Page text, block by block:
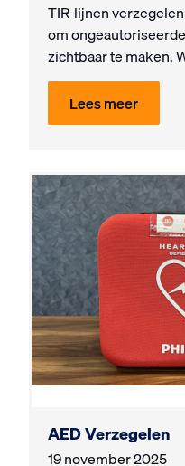
TIR-lijnen
om
zichtbaar te maken.
Lees meer
AED Verzegelen
19 november 2025